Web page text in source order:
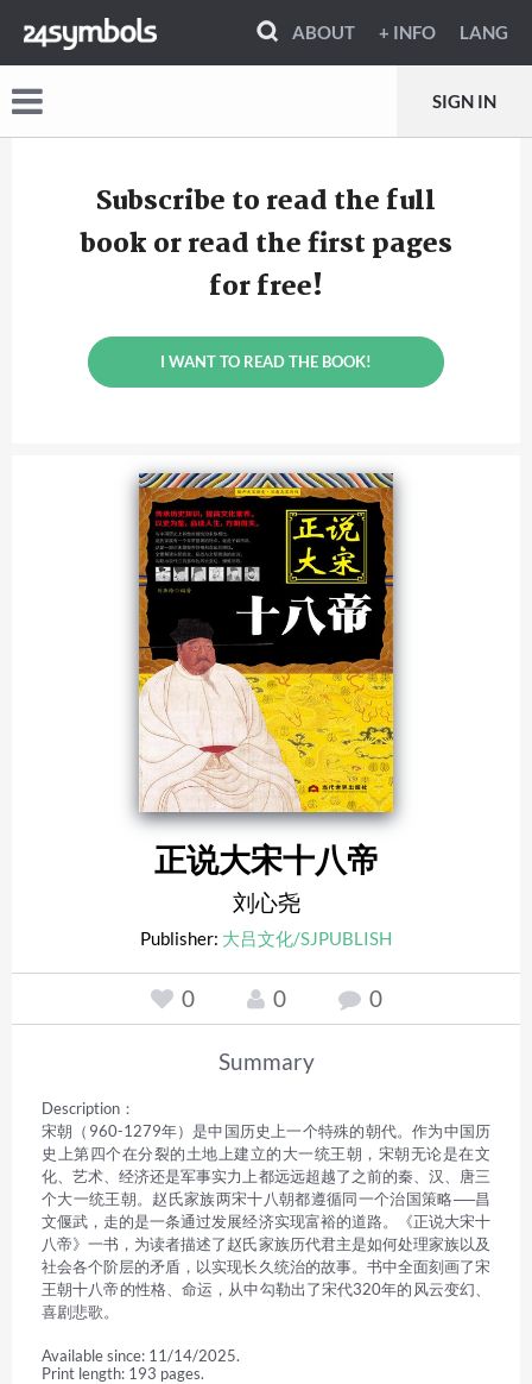
ABOUT + INFO LANG
SIGN IN
Subscribe to read the full
book or read the first pages
for free!
I WANT TO READ THE BOOK!
正说大宋十八帝
刘心尧
Publisher: 大吕文化/SJPUBLISH
0 0 0
Summary
Description：
宋朝（960-1279年）是中国历史上一个特殊的朝代。作为中国历
史上第四个在分裂的土地上建立的大一统王朝，宋朝无论是在文
化、艺术、经济还是军事实力上都远远超越了之前的秦、汉、唐三
个大一统王朝。赵氏家族两宋十八朝都遵循同一个治国策略──昌
文偃武，走的是一条通过发展经济实现富裕的道路。《正说大宋十
八帝》一书，为读者描述了赵氏家族历代君主是如何处理家族以及
社会各个阶层的矛盾，以实现长久统治的故事。书中全面刻画了宋
王朝十八帝的性格、命运，从中勾勒出了宋代320年的风云变幻、
喜剧悲歌。
Available since: 11/14/2025.
Print length: 193 pages.